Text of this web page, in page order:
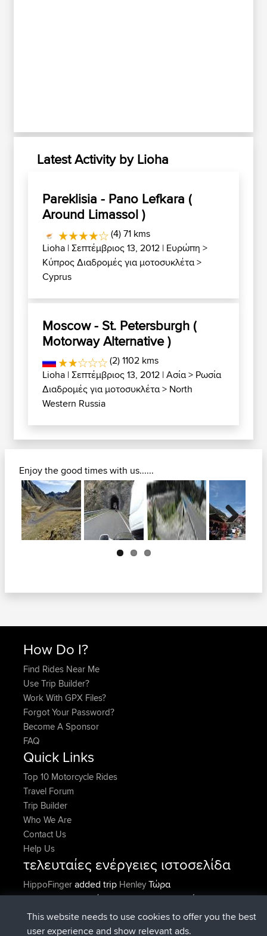
Latest Activity by Lioha
Pareklisia - Pano Lefkara (
Around Limassol )
(4) 71 kms
Lioha | Σεπτέμβριος 13, 2012 | Ευρώπη >
Κύπρος Διαδρομές για μοτοσυκλέτα>
Cyprus
Moscow - St. Petersburgh (
Motorway Alternative )
(2) 1102 kms
Lioha | Σεπτέμβριος 13, 2012 |Ασία> Ρωσία
Διαδρομές για μοτοσυκλέτα> North
Western Russia
Enjoy the good times with us......
Next
How Do I?
Find Rides Near Me
Use Trip Builder?
Work With GPX Files?
Forgot Your Password?
Become A Sponsor
FAQ
Quick Links
Top 10 Motorcycle Rides
Travel Forum
Trip Builder
Who We Are
Contact Us
Help Us
τελευταίες ενέργειες ιστοσελίδα
HippoFingeradded trip HenleyΤώρα
HippoFingerσυνδέθηκε στοBBRΠριν από 14 min
MindtheEagle added tripIrelandΠριν από 4 hrs, 43
min
This website needs to use cookies to offer you the best
user experience and show relevant ads.